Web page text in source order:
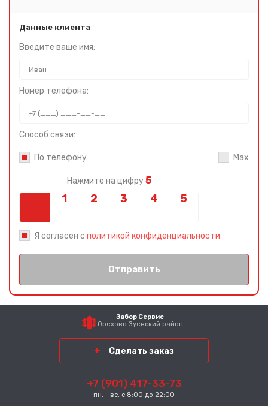
Данные клиента
Введите ваше имя:
Номер телефона:
Способ связи:
По телефону Max
Нажмите на цифру 5
Я согласен с политикой конфиденциальности
Отправить
Забор Сервис
Орехово Зуевский район
Сделать заказ
+7 (901) 417-33-73
пн. - вс. с 8:00 до 22:00